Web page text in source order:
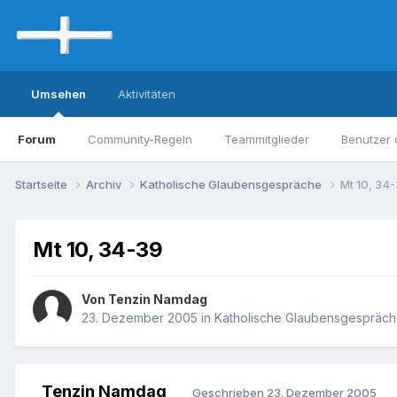
Umsehen
Forum Community-Regeln Teammitglieder Benutzer
Aktivitäten
Startseite Archiv Katholische Glaubensgespräche Mt 10,
Mt 10, 34-39
Von Tenzin Namdag
23. Dezember 2005 in Katholische
Tenzin Namdag Geschrieben 23. Dezember 2005